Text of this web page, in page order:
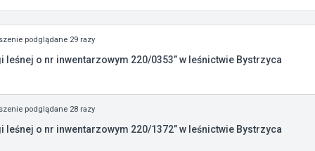
podglądane 29 razy
o nr inwentarzowym 220/0353” w leśnictwie Bystrzyca
podglądane 28 razy
o nr inwentarzowym 220/1372” w leśnictwie Bystrzyca